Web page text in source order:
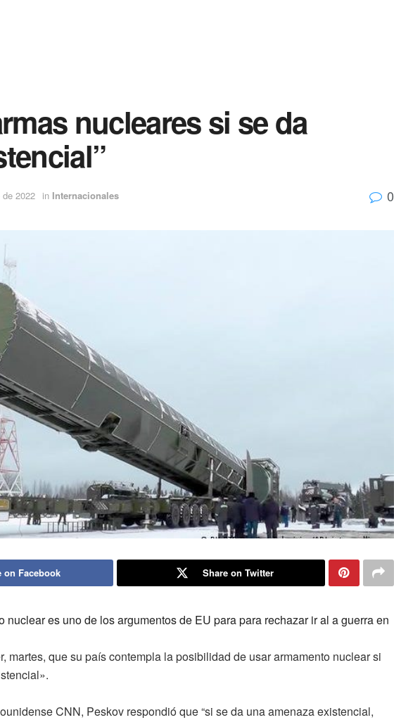
nucleares si se da
2022 in Internacionales 0
on Facebook Share on Twitter
es uno de los argumentos de EU para para rechazar ir al a guerra en
martes, que su país contempla la posibilidad de usar armamento nuclear si
.
CNN, Peskovrespondió que “si se da una amenaza existencial,